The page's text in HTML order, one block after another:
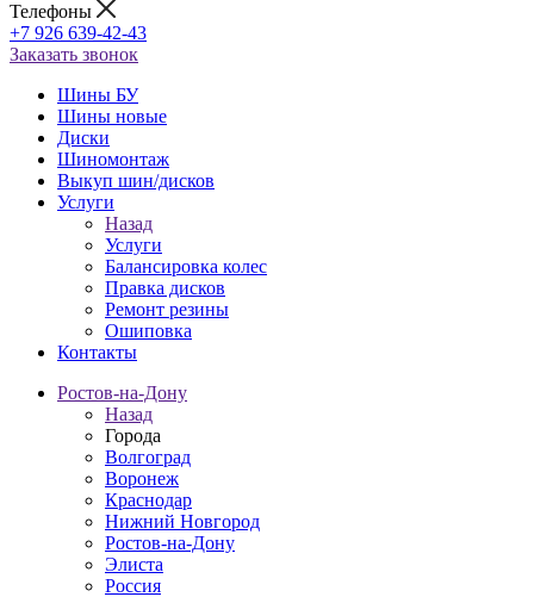
Телефоны
+7 926 639-42-43
Заказать звонок
Шины БУ
Шины новые
Диски
Шиномонтаж
Выкуп шин/дисков
Услуги
Назад
Услуги
Балансировка колес
Правка дисков
Ремонт резины
Ошиповка
Контакты
Ростов-на-Дону
Назад
Города
Волгоград
Воронеж
Краснодар
Нижний Новгород
Ростов-на-Дону
Элиста
Россия